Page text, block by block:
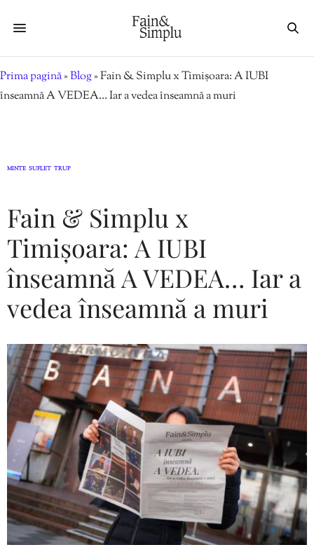
Prima pagină»Blog»Fain & Simplu x Timișoara: A IUBI
înseamnă A VEDEA… Iar a vedea înseamnă a muri
MINTE SUFLET TRUP
Fain & Simplu x
Timișoara: A IUBI
înseamnă A VEDEA… Iar a
vedea înseamnă a muri